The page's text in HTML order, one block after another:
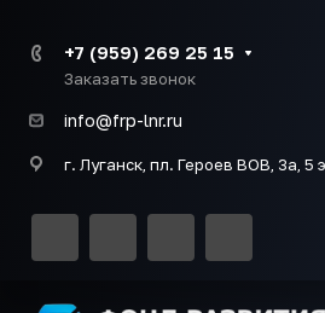
+7 (959) 269 25 15
Заказать звонок
info@frp-lnr.ru
г. Луганск, пл. Героев ВОВ, 3а, 5